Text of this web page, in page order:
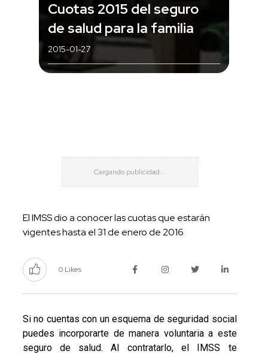
Cuotas 2015 del seguro
de salud para la familia
2015-01-27
El IMSS dio a conocer las cuotas que estarán
vigentes hasta el 31 de enero de 2016
0 Likes
Si no cuentas con un esquema de seguridad social
puedes incorporarte de manera voluntaria a este
seguro de salud. Al contratarlo, el IMSS te